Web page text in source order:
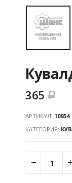
365 Р
АРТИКУЛ: 10954
КАТЕГОРИЯ: